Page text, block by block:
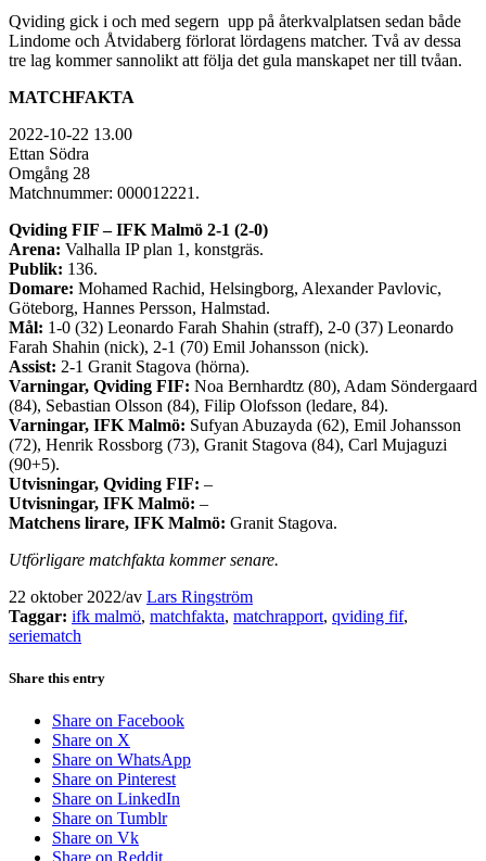
Qviding gick i och med segern upp på återkvalplatsen sedan både
Lindome och Åtvidaberg förlorat lördagens matcher. Två av dessa
tre lag kommer sannolikt att följa det gula manskapet ner till tvåan.
MATCHFAKTA
2022-10-22 13.00
Ettan Södra
Omgång 28
Matchnummer: 000012221.
Qviding FIF – IFK Malmö 2-1 (2-0)
Arena: Valhalla IP plan 1, konstgräs.
Publik: 136.
Domare: Mohamed Rachid, Helsingborg, Alexander Pavlovic,
Göteborg, Hannes Persson, Halmstad.
Mål: 1-0 (32) Leonardo Farah Shahin (straff), 2-0 (37) Leonardo
Farah Shahin (nick), 2-1 (70) Emil Johansson (nick).
Assist: 2-1 Granit Stagova (hörna).
Varningar, Qviding FIF: Noa Bernhardtz (80), Adam Söndergaard
(84), Sebastian Olsson (84), Filip Olofsson (ledare, 84).
Varningar, IFK Malmö: Sufyan Abuzayda (62), Emil Johansson
(72), Henrik Rossborg (73), Granit Stagova (84), Carl Mujaguzi
(90+5).
Utvisningar, Qviding FIF: –
Utvisningar, IFK Malmö: –
Matchens lirare, IFK Malmö: Granit Stagova.
Utförligare matchfakta kommer senare.
22 oktober 2022/av Lars Ringström
Taggar: ifk malmö, matchfakta, matchrapport, qviding fif,
seriematch
Share this entry
Share on Facebook
Share on X
Share on WhatsApp
Share on Pinterest
Share on LinkedIn
Share on Tumblr
Share on Vk